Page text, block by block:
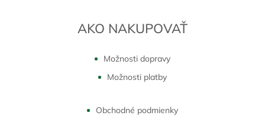
AKO NAKUPOVAŤ
Možnosti dopravy
Možnosti platby
Obchodné podmienky